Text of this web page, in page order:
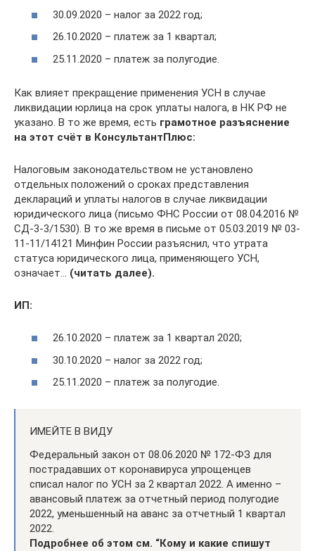
30.09.2020 – налог за 2022 год;
26.10.2020 – платеж за 1 квартал;
25.11.2020 – платеж за полугодие.
Как влияет прекращение применения УСН в случае
ликвидации юрлица на срок уплаты налога, в НК РФ не
указано. В то же время, есть грамотное разъяснение
на этот счёт в КонсультантПлюс:
Налоговым законодательством не установлено
отдельных положений о сроках представления
деклараций и уплаты налогов в случае ликвидации
юридического лица (письмо ФНС России от 08.04.2016 №
СД-3-3/1530). В то же время в письме от 05.03.2019 № 03-
11-11/14121 Минфин России разъяснил, что утрата
статуса юридического лица, применяющего УСН,
означает… (читать далее).
ИП:
26.10.2020 – платеж за 1 квартал 2020;
30.10.2020 – налог за 2022 год;
25.11.2020 – платеж за полугодие.
ИМЕЙТЕ В ВИДУ
Федеральный закон от 08.06.2020 № 172-ФЗ для
пострадавших от коронавируса упрощенцев
списал налог по УСН за 2 квартал 2022. А именно –
авансовый платеж за отчетный период полугодие
2022, уменьшенный на аванс за отчетный 1 квартал
2022.
Подробнее об этом см. “Кому и какие спишут